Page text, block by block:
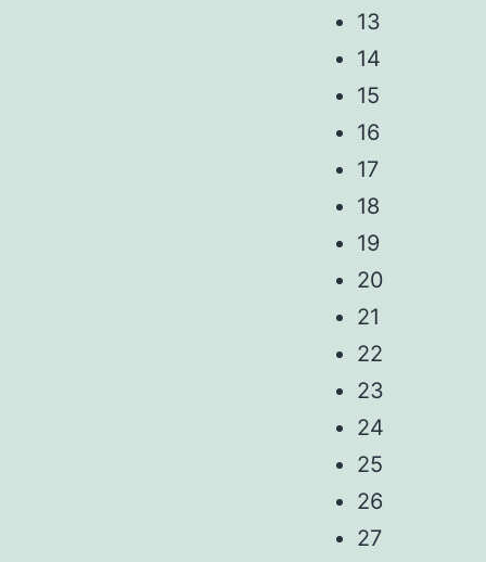
13
14
15
16
17
18
19
20
21
22
23
24
25
26
27